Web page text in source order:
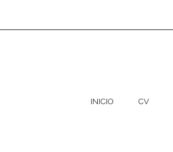
INICIO CV